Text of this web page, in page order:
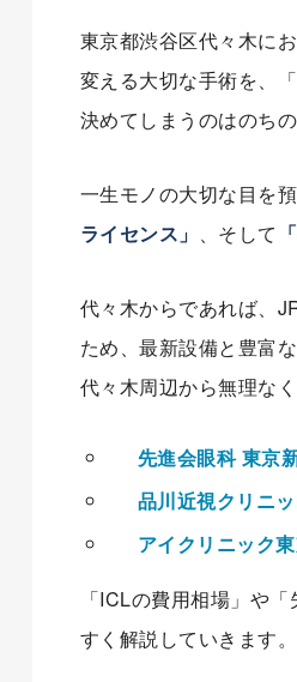
東京都渋谷区代々木に
変える大切な手術を、
決めてしまうのはのち
一生モノの大切な目を
ライセンス」 、そして
代々木からであれば、
ため、最新設備と豊富
代々木周辺から無理な
先進会眼科 東京
品川近視クリニ
アイクリニック
「ICLの費用相場」や
すく解説していきます。